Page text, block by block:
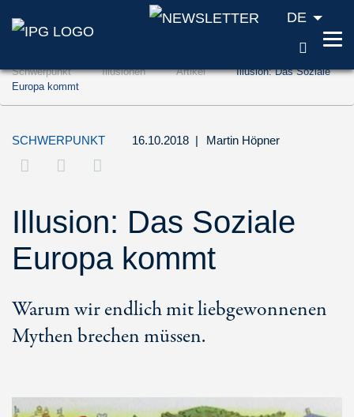
Zum Inhalt springen (Accesskey '1')
Zur Suche springen (Accesskey '2')
DE
Schwerpunkt Illusionen Artikel
Illusion: Das Soziale
Europa kommt
SCHWERPUNKT 16.10.2018 | Martin Höpner
Illusion: Das Soziale
Europa kommt
Warum wir endlich mit liebgewonnenen
Mythen brechen müssen.